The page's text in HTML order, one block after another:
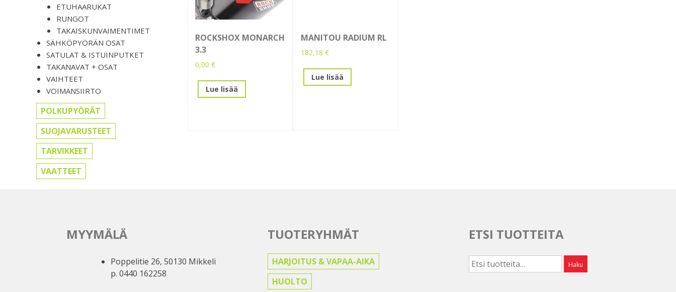
ETUHAARUKAT
RUNGOT
TAKAISKUNVAIMENTIMET
SÄHKÖPYÖRÄN OSAT
SATULAT & ISTUINPUTKET
TAKANAVAT + OSAT
VAIHTEET
VOIMANSIIRTO
POLKUPYÖRÄT
SUOJAVARUSTEET
TARVIKKEET
VAATTEET
ROCKSHOX MONARCH
3.3
0,00 €
Lue lisää
MANITOU RADIUM RL
182,18 €
Lue lisää
MYYMÄLÄ
Poppelitie 26, 50130 Mikkeli
p. 0440 162258
TUOTERYHMÄT
HARJOITUS & VAPAA-AIKA
HUOLTO
ETSI TUOTTEITA
Etsi: Haku